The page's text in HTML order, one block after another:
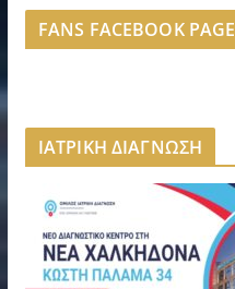
FANS FACEBOOK PAGE
ΙΑΤΡΙΚΗ ΔΙΑΓΝΩΣΗ